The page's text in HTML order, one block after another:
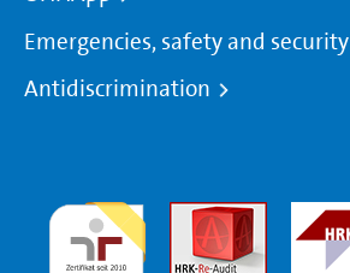
Emergencies, safety and security
Antidiscrimination